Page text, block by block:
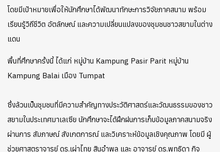
โดยมีเป้าหมายเพื่อให้นักศึกษาได้พัฒนาทักษะการวิจัยภาคสนาม พร้อม
เรียนรู้วิถีชีวิต อัตลักษณ์ และความเปลี่ยนแปลงของชุมชนชาวสยามในต่าง
แดน
พื้นที่ศึกษาครั้งนี้ ได้แก่ หมู่บ้าน Kampung Pasir Parit หมู่บ้าน
Kampung Balai เมือง Tumpat
ซึ่งล้วนเป็นชุมชนที่มีความสำคัญทางประวัติศาสตร์และวัฒนธรรมของชาว
สยามในประเทศมาเลเซีย นักศึกษาจะได้ฝึกฝนการเก็บข้อมูลภาคสนามจริง
ผ่านการ สัมภาษณ์ สังเกตการณ์ และวิเคราะห์ข้อมูลเชิงคุณภาพ โดยมี ผู้
ช่วยศาสตราจารย์ ดร.เผ่าไทย สินอำพล และ อาจารย์ ดร.พุทธิดา กิจ